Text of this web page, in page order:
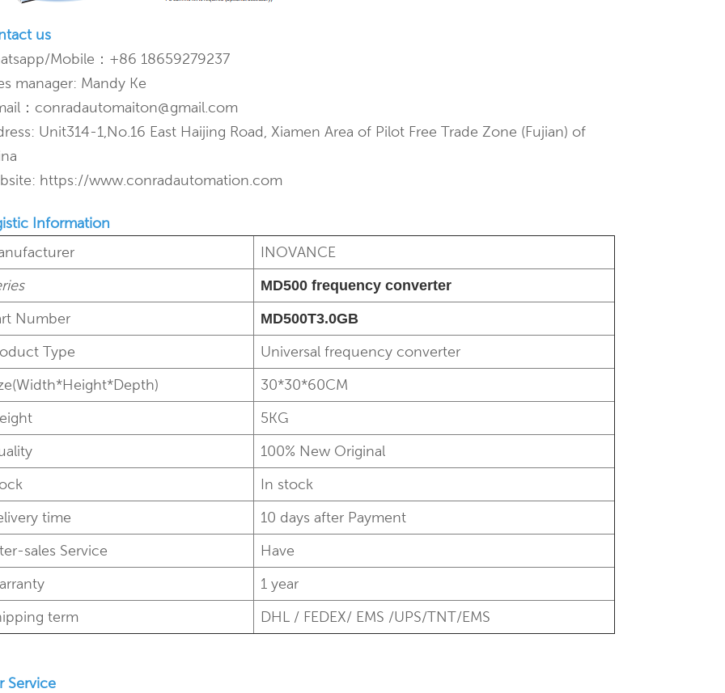
us
Mobile：+86 18659279237
manager: Mandy Ke
：conradautomaiton@gmail.com
Unit314-1,No.16 East Haijing Road, Xiamen Area of Pilot Free Trade Zone (Fujian) of
https://www.conradautomation.com
Information
INOVANCE
MD500 frequency converter
Number MD500T3.0GB
Type
Universal frequency converter
30*30*60CM
5KG
100% New Original
In stock
time
10 days after Payment
sales Service
Have
1 year
term
DHL / FEDEX/ EMS /UPS/TNT/EMS
Service